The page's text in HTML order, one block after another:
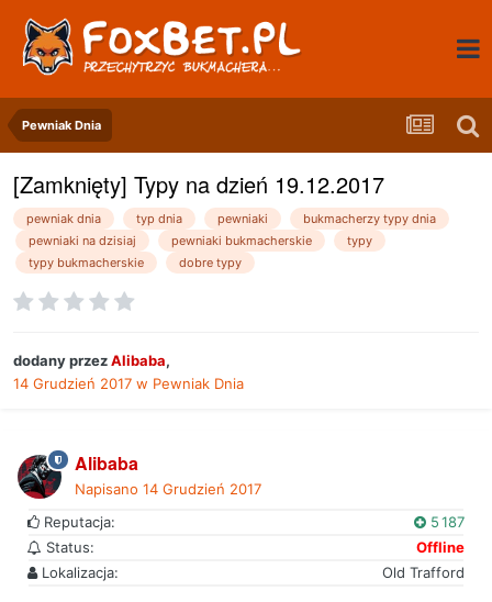
Pewniak Dnia
[Zamknięty] Typy na dzień 19.12.2017
pewniak dnia typ dnia pewniaki
bukmacherzy typy dnia
pewniaki na dzisiaj
pewniaki bukmacherskie
typy
typy bukmacherskie
dobre typy
dodany przezAlibaba,
14 Grudzień 2017 w Pewniak Dnia
Alibaba
Napisano 14 Grudzień 2017
Reputacja:
5 187
Status:
Offline
Lokalizacja:
Old Trafford